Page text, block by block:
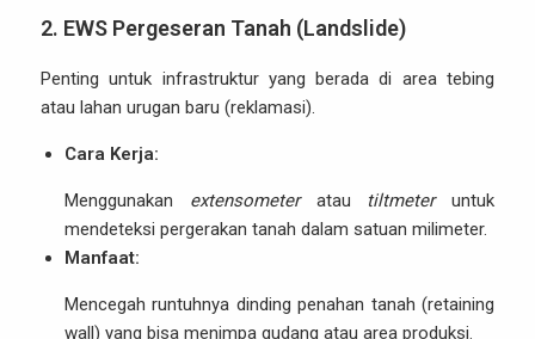
2. EWS Pergeseran Tanah (Landslide)
Penting untuk infrastruktur yang berada di area tebing
atau lahan urugan baru (reklamasi).
Cara Kerja:
Menggunakan extensometeratau tiltmeteruntuk
mendeteksi pergerakan tanah dalam satuan milimeter.
Manfaat:
Mencegah runtuhnya dinding penahan tanah (retaining
wall) yang bisa menimpa gudang atau area produksi.